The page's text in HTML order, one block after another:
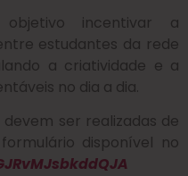
incentivar a
estudantes da rede
a criatividade e a
no dia a dia.
ser realizadas de
disponível no